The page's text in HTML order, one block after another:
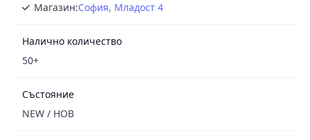
Магазин:София, Младост 4
Налично количество
50+
Състояние
NEW / НОВ